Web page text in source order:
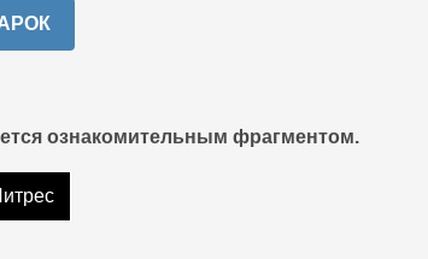
ознакомительным фрагментом.